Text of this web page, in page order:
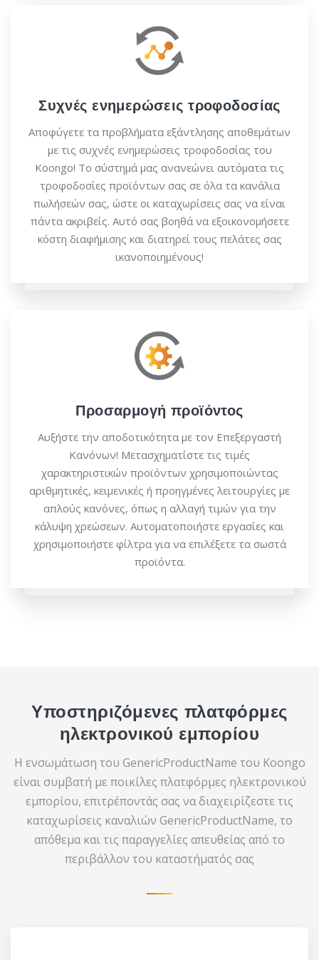
Συχνές ενημερώσεις τροφοδοσίας
Αποφύγετε τα προβλήματα εξάντλησης αποθεμάτων
με τις συχνές ενημερώσεις τροφοδοσίας του
Koongo! Το σύστημά μας ανανεώνει αυτόματα τις
τροφοδοσίες προϊόντων σας σε όλα τα κανάλια
πωλήσεών σας, ώστε οι καταχωρίσεις σας να είναι
πάντα ακριβείς. Αυτό σας βοηθά να εξοικονομήσετε
κόστη διαφήμισης και διατηρεί τους πελάτες σας
ικανοποιημένους!
Προσαρμογή προϊόντος
Αυξήστε την αποδοτικότητα με τον Επεξεργαστή
Κανόνων! Μετασχηματίστε τις τιμές
χαρακτηριστικών προϊόντων χρησιμοποιώντας
αριθμητικές, κειμενικές ή προηγμένες λειτουργίες με
απλούς κανόνες, όπως η αλλαγή τιμών για την
κάλυψη χρεώσεων. Αυτοματοποιήστε εργασίες και
χρησιμοποιήστε φίλτρα για να επιλέξετε τα σωστά
προϊόντα.
Υποστηριζόμενες πλατφόρμες
ηλεκτρονικού εμπορίου
Η ενσωμάτωση του GenericProductName του Koongo
είναι συμβατή με ποικίλες πλατφόρμες ηλεκτρονικού
εμπορίου, επιτρέποντάς σας να διαχειρίζεστε τις
καταχωρίσεις καναλιών GenericProductName, το
απόθεμα και τις παραγγελίες απευθείας από το
περιβάλλον του καταστήματός σας